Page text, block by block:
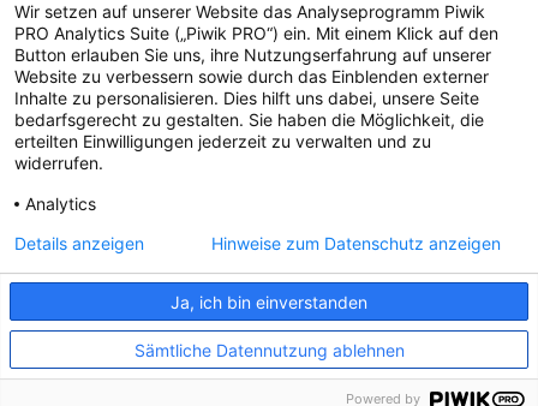
PRESSEINFOS
Fotos & Media
Digitale Pressemappen
Patientenaktionen
DKMS SPENDENKONTO
DKMS Donor Center gGmbH
IBAN: DE64641500200000255556
BIC: SOLADES1TUB
Wir setzen auf unserer Website das Analyseprogramm Piwik
PRO Analytics Suite („Piwik PRO“) ein. Mit einem Klick auf den
Button erlauben Sie uns, ihre Nutzungserfahrung auf unserer
Website zu verbessern sowie durch das Einblenden externer
Inhalte zu personalisieren. Dies hilft uns dabei, unsere Seite
bedarfsgerecht zu gestalten. Sie haben die Möglichkeit, die
erteilten Einwilligungen jederzeit zu verwalten und zu
widerrufen.
Analytics
Ja, ich bin einverstanden
Sämtliche Datennutzung ablehnen
Details anzeigen Hinweise zum Datenschutz anzeigen
Powered by